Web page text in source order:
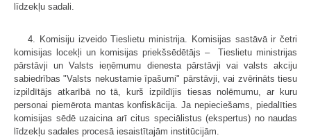
līdzekļu sadali.
4. Komisiju izveido Tieslietu ministrija. Komisijas sastāvā ir četri
komisijas locekļi un komisijas priekšsēdētājs – Tieslietu ministrijas
pārstāvji un Valsts ieņēmumu dienesta pārstāvji vai valsts akciju
sabiedrības "Valsts nekustamie īpašumi" pārstāvji, vai zvērināts tiesu
izpildītājs atkarībā no tā, kurš izpildījis tiesas nolēmumu, ar kuru
personai piemērota mantas konfiskācija. Ja nepieciešams, piedalīties
komisijas sēdē uzaicina arī citus speciālistus (ekspertus) no naudas
līdzekļu sadales procesā iesaistītajām institūcijām.